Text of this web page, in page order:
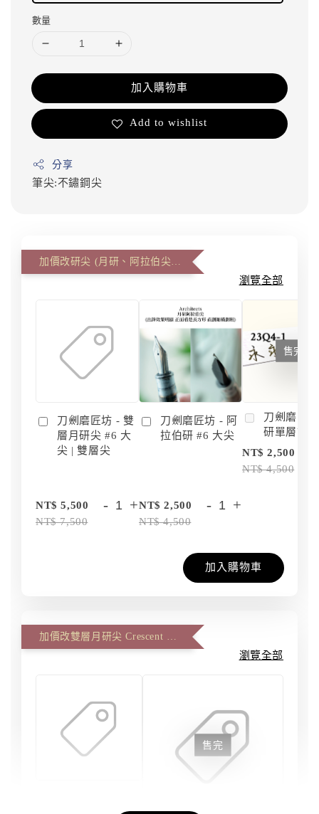
數量
加入購物車
Add to wishlist
分享
筆尖:不鏽鋼尖
瀏覽全部
刀劍磨匠坊 - 雙
層月研尖 #6 大
尖 | 雙層尖
NT$ 5,500
NT$ 7,500
- +
刀劍磨匠坊 - 阿
拉伯研 #6 大尖
NT$ 2,500
NT$ 4,500
- +
售完
刀劍磨匠
研單層訂
NT$ 2,500
NT$ 4,500
加入購物車
瀏覽全部
售完